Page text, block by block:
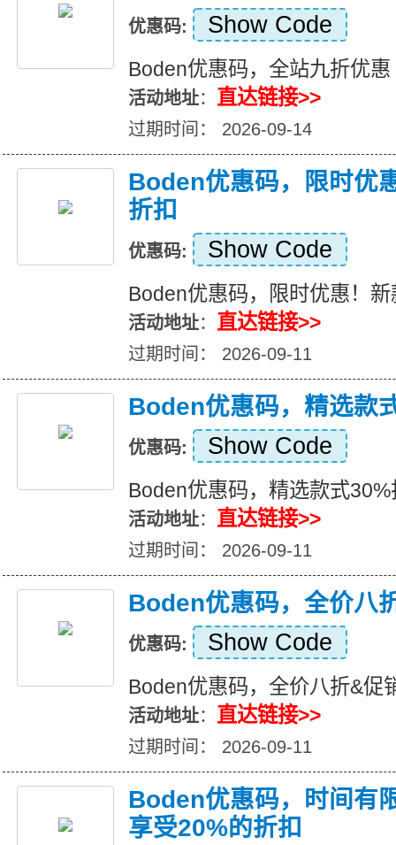
优惠码: Show Code
Boden优惠码，全站九折优惠
活动地址： 直达链接>>
过期时间： 2026-09-14
Boden优惠码，限时优
折扣
优惠码: Show Code
Boden优惠码，限时优惠！
活动地址： 直达链接>>
过期时间： 2026-09-11
Boden优惠码，精选款
优惠码: Show Code
Boden优惠码，精选款式30%
活动地址： 直达链接>>
过期时间： 2026-09-11
Boden优惠码，全价八
优惠码: Show Code
Boden优惠码，全价八折&促
活动地址： 直达链接>>
过期时间： 2026-09-11
Boden优惠码，时间有
享受20%的折扣